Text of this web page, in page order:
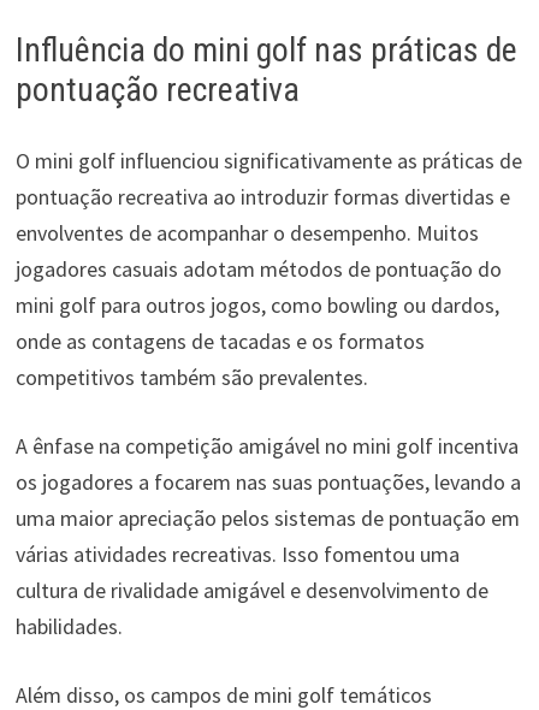
Influência do mini golf nas práticas de
pontuação recreativa
O mini golf influenciou significativamente as práticas de
pontuação recreativa ao introduzir formas divertidas e
envolventes de acompanhar o desempenho. Muitos
jogadores casuais adotam métodos de pontuação do
mini golf para outros jogos, como bowling ou dardos,
onde as contagens de tacadas e os formatos
competitivos também são prevalentes.
A ênfase na competição amigável no mini golf incentiva
os jogadores a focarem nas suas pontuações, levando a
uma maior apreciação pelos sistemas de pontuação em
várias atividades recreativas. Isso fomentou uma
cultura de rivalidade amigável e desenvolvimento de
habilidades.
Além disso, os campos de mini golf temáticos